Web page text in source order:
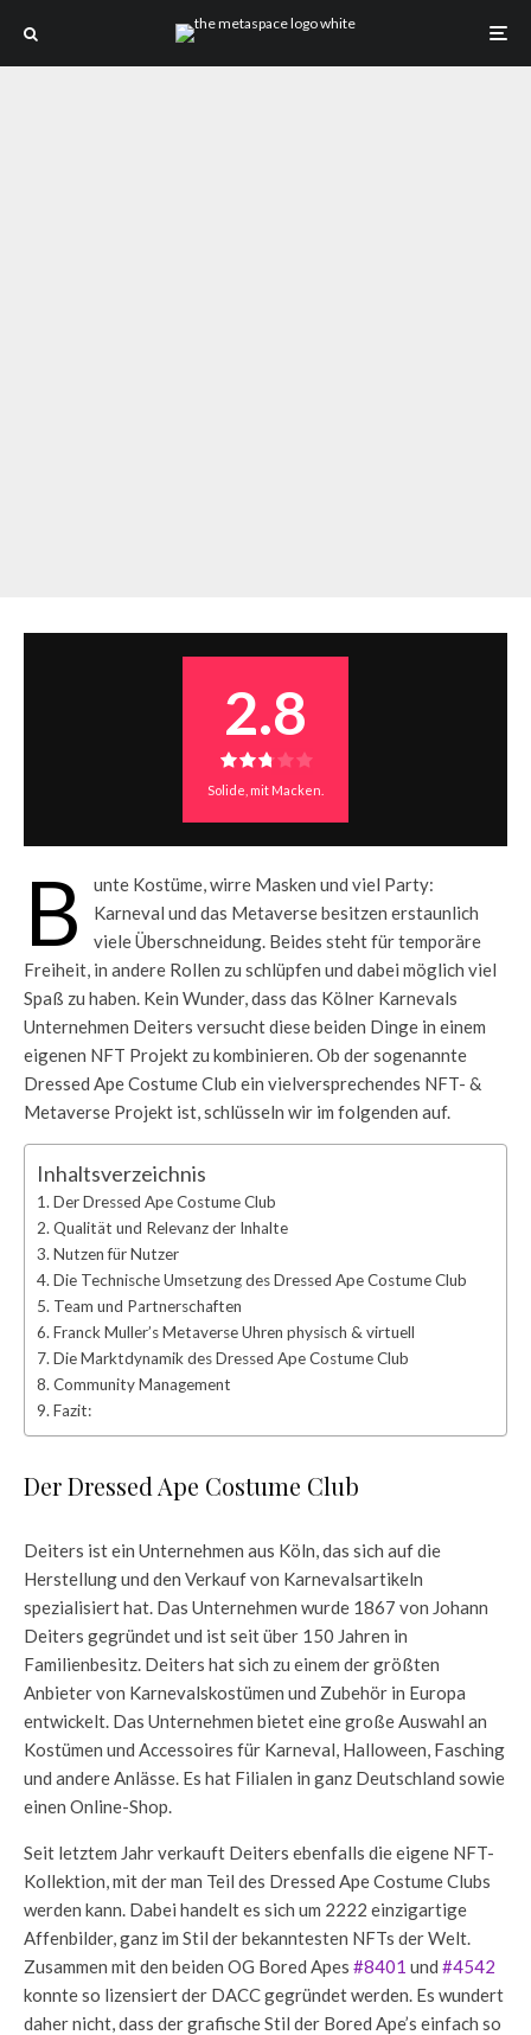
2.8
Solide, mit Macken.
B
unte Kostüme, wirre Masken und viel Party:
Karneval und das Metaverse besitzen erstaunlich
viele Überschneidung. Beides steht für temporäre
Freiheit, in andere Rollen zu schlüpfen und dabei möglich viel
Spaß zu haben. Kein Wunder, dass das Kölner Karnevals
Unternehmen Deiters versucht diese beiden Dinge in einem
eigenen NFT Projekt zu kombinieren. Ob der sogenannte
Dressed Ape Costume Club ein vielversprechendes NFT- &
Metaverse Projekt ist, schlüsseln wir im folgenden auf.
Inhaltsverzeichnis
Der Dressed Ape Costume Club
Qualität und Relevanz der Inhalte
Nutzen für Nutzer
Die Technische Umsetzung des Dressed Ape Costume Club
Team und Partnerschaften
Franck Muller’s Metaverse Uhren physisch & virtuell
Die Marktdynamik des Dressed Ape Costume Club
Community Management
Fazit:
Der Dressed Ape Costume Club
Deiters ist ein Unternehmen aus Köln, das sich auf die
Herstellung und den Verkauf von Karnevalsartikeln
spezialisiert hat. Das Unternehmen wurde 1867 von Johann
Deiters gegründet und ist seit über 150 Jahren in
Familienbesitz. Deiters hat sich zu einem der größten
Anbieter von Karnevalskostümen und Zubehör in Europa
entwickelt. Das Unternehmen bietet eine große Auswahl an
Kostümen und Accessoires für Karneval, Halloween, Fasching
und andere Anlässe. Es hat Filialen in ganz Deutschland sowie
einen Online-Shop.
Seit letztem Jahr verkauft Deiters ebenfalls die eigene NFT-
Kollektion, mit der man Teil des Dressed Ape Costume Clubs
werden kann. Dabei handelt es sich um 2222 einzigartige
Affenbilder, ganz im Stil der bekanntesten NFTs der Welt.
Zusammen mit den beiden OG Bored Apes #8401 und #4542
konnte so lizensiert der DACC gegründet werden. Es wundert
daher nicht, dass der grafische Stil der Bored Ape’s einfach so